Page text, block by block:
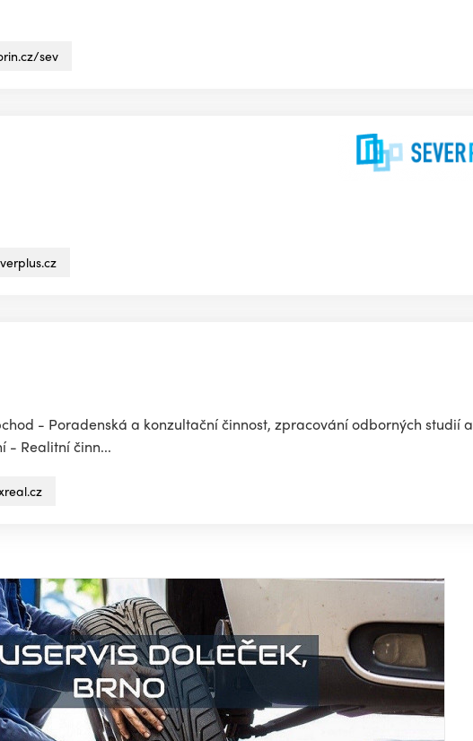
sev
- Poradenská a konzultační činnost, zpracování odborných studií a
- Realitní činn...